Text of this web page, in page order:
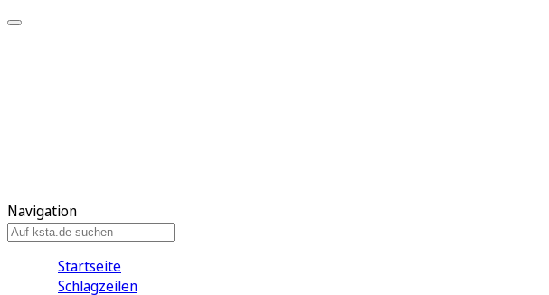
Navigation
Startseite
Schlagzeilen